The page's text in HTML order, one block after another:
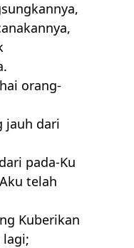
orang-
jauh dari
pada-Ku
telah
Kuberikan